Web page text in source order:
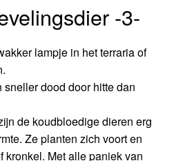
-3-
lampje in het terraria of
dood door hitte dan
de koudbloedige dieren erg
Ze planten zich voort en
kronkel. Met alle paniek van